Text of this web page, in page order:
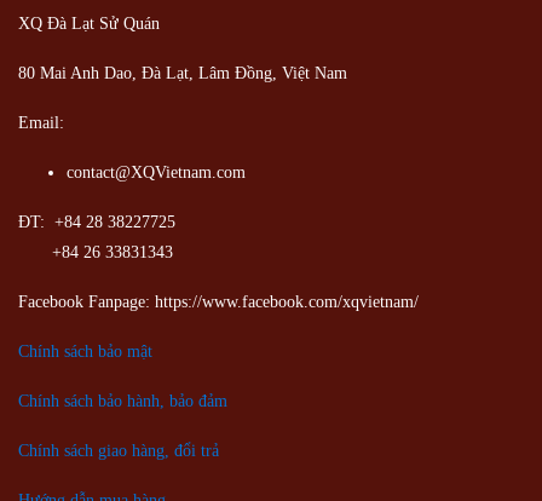
XQ Đà Lạt Sử Quán
80 Mai Anh Dao, Đà Lạt, Lâm Đồng, Việt Nam
Email:
contact@XQVietnam.com
ĐT: +84 28 38227725
+84 26 33831343
Facebook Fanpage: https://www.facebook.com/xqvietnam/
Chính sách bảo mật
Chính sách bảo hành, bảo đảm
Chính sách giao hàng, đổi trả